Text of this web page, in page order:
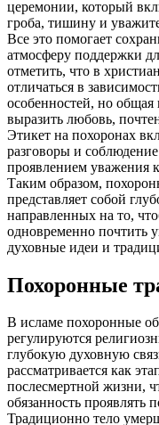
церемонии, который
гроба, тишину и
Все это помогает
атмосферу поддержки
отметить, что в
отличаться в
особенностей, но
выразить любовь,
Этикет на похоронах
разговоры и
проявлением уважения
Таким образом,
представляет собой
направленных на то,
одновременно почтить
духовные идеи и
Похоронные
В исламе похоронные
регулируются
глубокую духовную
рассматривается как
послесмертной жизни,
обязанность проявлять
Традиционно тело